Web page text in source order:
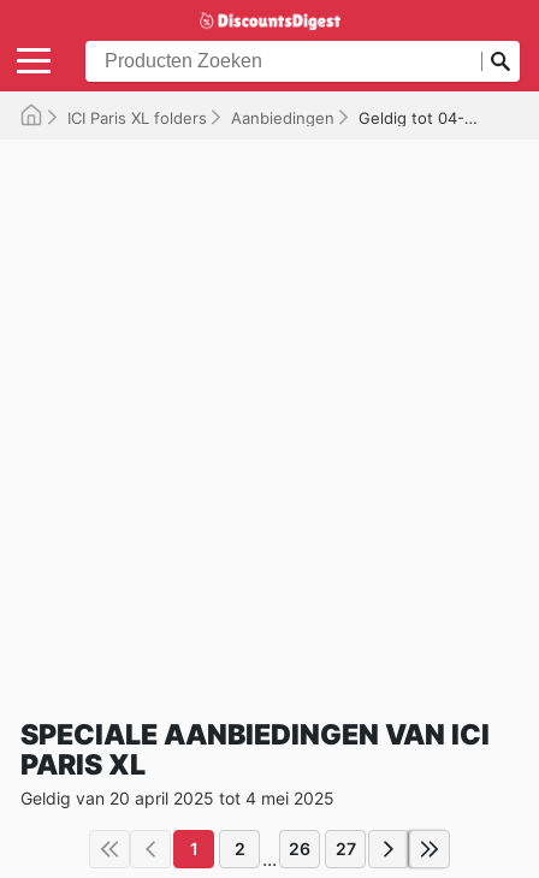
ICI Paris XL folders Aanbiedingen Geldig tot 04-05-2025
SPECIALE AANBIEDINGEN VAN ICI
PARIS XL
Geldig van 20 april 2025 tot 4 mei 2025
1 2 ... 26 27